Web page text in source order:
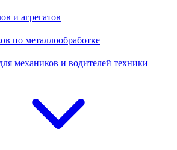
и агрегатов
по металлообработке
механиков и водителей техники